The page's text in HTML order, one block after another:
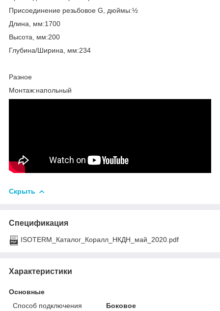
Присоединение резьбовое G, дюймы:½
Длина, мм:1700
Высота, мм:200
Глубина/Ширина, мм:234
Разное
Монтаж:напольный
Скрыть
Спецификация
ISOTERM_Каталог_Коралл_НКДН_май_2020.pdf
Характеристики
Основные
Способ подключения
Боковое